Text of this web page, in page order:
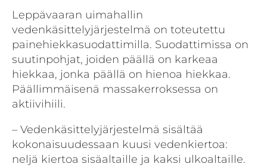
Leppävaaran uimahallin
vedenkäsittelyjärjestelmä on toteutettu
painehiekkasuodattimilla. Suodattimissa on
suutinpohjat, joiden päällä on karkeaa
hiekkaa, jonka päällä on hienoa hiekkaa.
Päällimmäisenä massakerroksessa on
aktiivihiili.
– Vedenkäsittelyjärjestelmä sisältää
kokonaisuudessaan kuusi vedenkiertoa:
neljä kiertoa sisäaltaille ja kaksi ulkoaltaille.